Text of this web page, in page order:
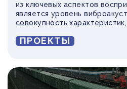
ТРАНСПОРТ
ТУРБОМАШИНЫ
МАТЕРИАЛЫ И
ПУБЛИКАЦИИ
из ключевых аспектов
является уровень
совокупность
определяют, насколько
ПРОЕКТЫ